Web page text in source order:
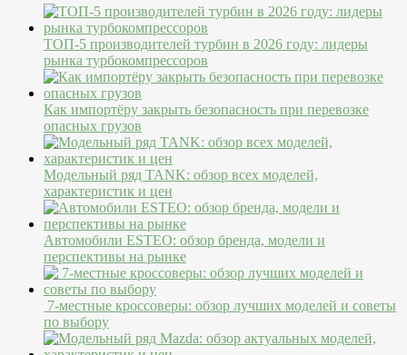
ТОП-5 производителей турбин в 2026 году: лидеры
рынка турбокомпрессоров
Как импортёру закрыть безопасность при перевозке
опасных грузов
Модельный ряд TANK: обзор всех моделей,
характеристик и цен
Автомобили ESTEO: обзор бренда, модели и
перспективы на рынке
7-местные кроссоверы: обзор лучших моделей и советы
по выбору